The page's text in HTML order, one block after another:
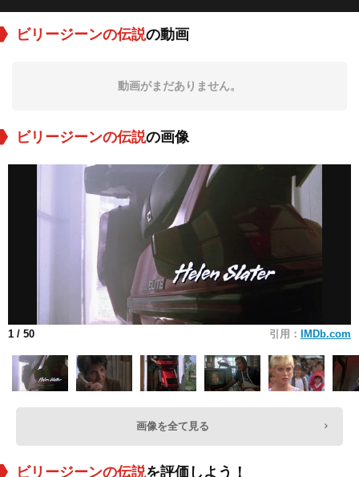
ビリージーンの伝説の動画
動画がまだありません。
ビリージーンの伝説の画像
1 / 50 引用： IMDb.com
画像を全て見る
ビリージーンの伝説を評価しよう！